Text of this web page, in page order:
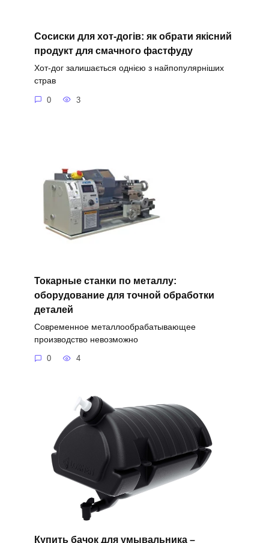
Сосиски для хот-догів: як обрати якісний
продукт для смачного фастфуду
Хот-дог залишається однією з найпопулярніших
страв
0 3
Токарные станки по металлу:
оборудование для точной обработки
деталей
Современное металлообрабатывающее
производство невозможно
0 4
Купить бачок для умывальника –